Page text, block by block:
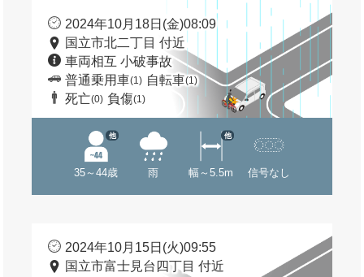
2024年10月18日(金)08:09
国立市北二丁目 付近
車両相互 小破事故
普通乗用車(1) 自転車(1)
死亡(0) 負傷(1)
35～44歳
他
雨 幅～5.5m
他
信号なし
2024年10月15日(火)09:55
国立市富士見台四丁目 付近